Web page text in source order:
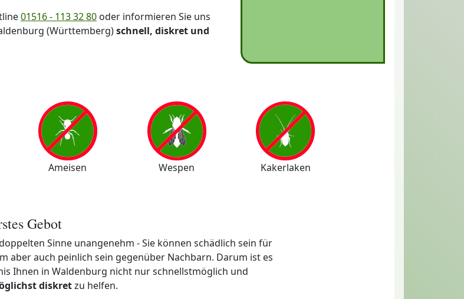
01516 - 113 32 80 oder informieren Sie uns
(Württemberg)schnell, diskret und
Ameisen Wespen Kakerlaken
Gebot
Sinne unangenehm - Sie können schädlich sein für
aber auch peinlich sein gegenüber Nachbarn. Darum ist es
Ihnen in Waldenburg nicht nur schnellstmöglich und
diskretzu helfen.